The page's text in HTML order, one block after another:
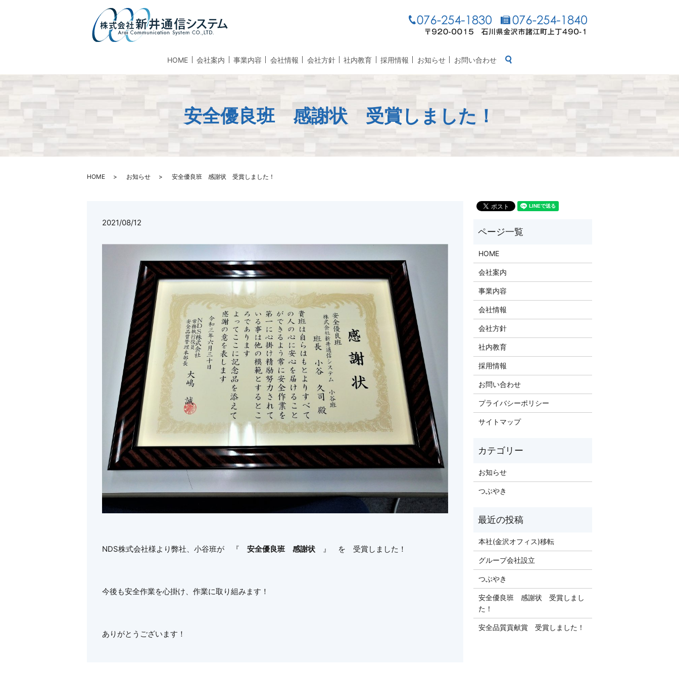
HOME 会社案内 事業内容 会社情報 会社方針 社内教育 採用情報 お知らせ お問い合わせ
安全優良班 感謝状 受賞しました！
HOME お知らせ 安全優良班 感謝状 受賞しました！
2021/08/12
NDS株式会社様より弊社、小谷班が 『 安全優良班 感謝状』 を 受賞しました！
今後も安全作業を心掛け、作業に取り組みます！
ありがとうございます！
HOME
会社案内
事業内容
会社情報
会社方針
社内教育
採用情報
お問い合わせ
プライバシーポリシー
サイトマップ
お知らせ
つぶやき
本社(金沢オフィス)移転
グループ会社設立
つぶやき
安全優良班 感謝状 受賞しまし
た！
安全品質貢献賞 受賞しました！